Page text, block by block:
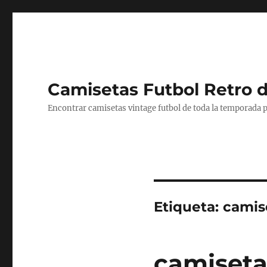
Camisetas Futbol Retro
Encontrar camisetas vintage futbol de toda la temporada
Etiqueta: